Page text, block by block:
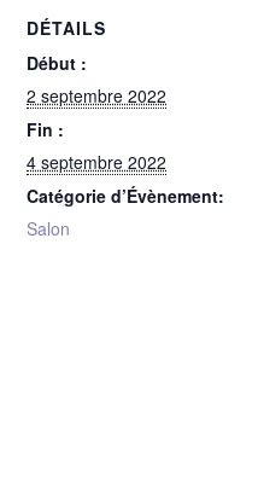
DÉTAILS
Début :
2 septembre 2022
Fin :
4 septembre 2022
Catégorie d’Évènement:
Salon